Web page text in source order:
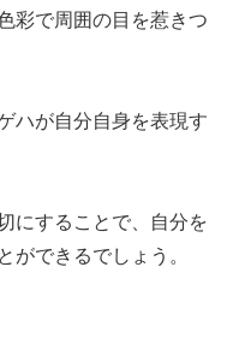
彩で周囲の目を惹きつ
ハが自分自身を表現す
にすることで、自分を
ができるでしょう。